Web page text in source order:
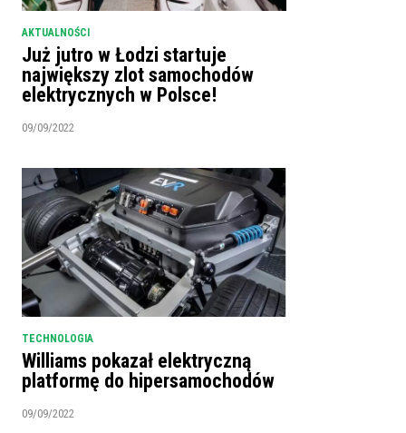
AKTUALNOŚCI
Już jutro w Łodzi startuje
największy zlot samochodów
elektrycznych w Polsce!
09/09/2022
TECHNOLOGIA
Williams pokazał elektryczną
platformę do hipersamochodów
09/09/2022